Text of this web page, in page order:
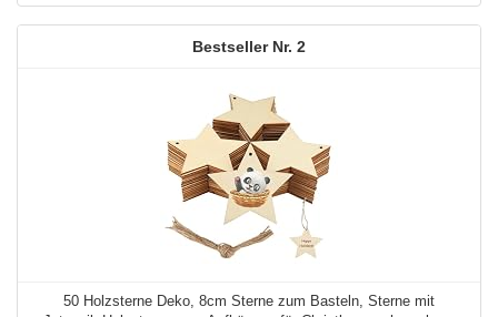
2
50 Holzsterne Deko, 8cm Sterne zum Basteln, Sterne mit